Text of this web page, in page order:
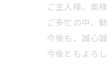
ご主人様、奥様
ご多忙の中、
今後も、誠心
今後ともよろ